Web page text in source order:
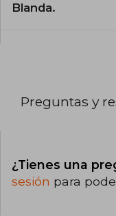
Blanda.
Preguntas y
¿Tienes una
sesión para